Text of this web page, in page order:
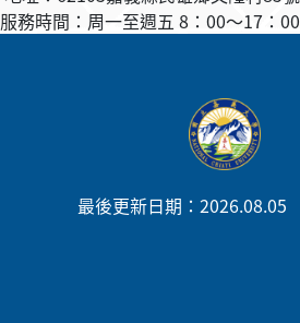
服務時間：周一至週五 8：00～17：00
最後更新日期：2026.08.05